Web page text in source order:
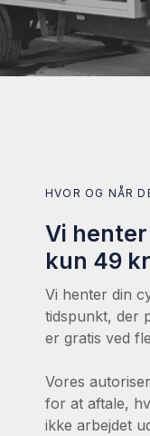
HVOR OG NÅR
Vi
kun 49
Vi henter din
tidspunkt, der
er gratis ved
Vores
for at aftale,
ikke arbejdet